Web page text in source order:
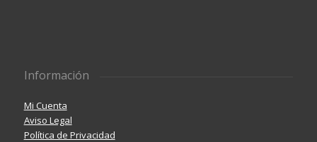
Información
Mi Cuenta
Aviso Legal
Política de Privacidad